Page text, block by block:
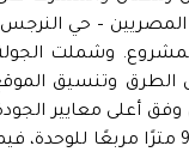
– حي النرجس –
وشملت
الطرق وتنسيق
بإجمالي 6994 وحدة كاملة المرافق،